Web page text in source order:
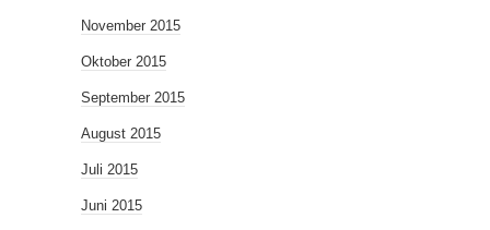
November 2015
Oktober 2015
September 2015
August 2015
Juli 2015
Juni 2015